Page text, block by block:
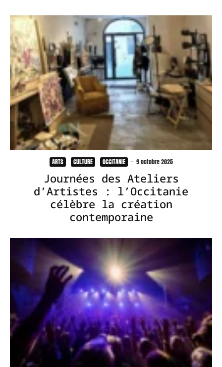
ARTS CULTURE OCCITANIE · 9 octobre 2025
Journées des Ateliers
d’Artistes : l’Occitanie
célèbre la création
contemporaine